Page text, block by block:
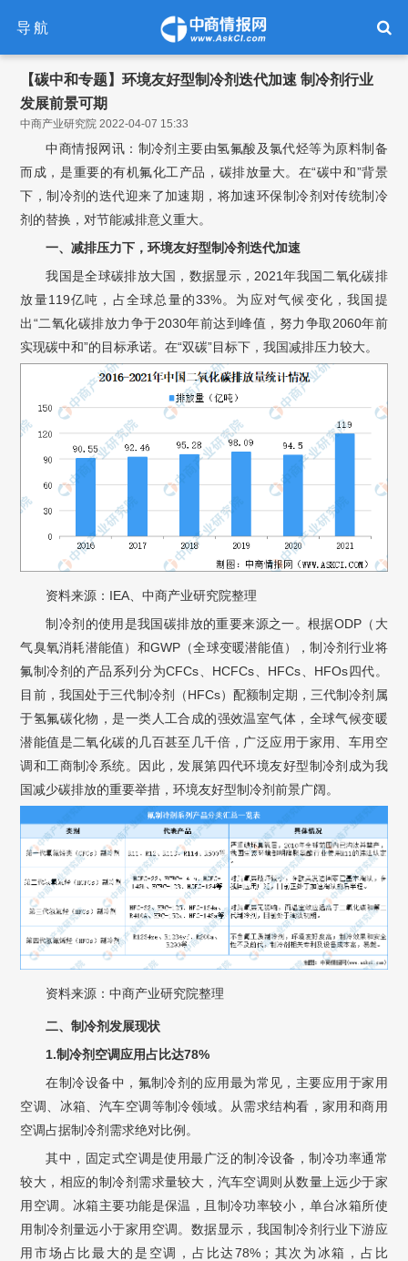
导航
【碳中和专题】环境友好型制冷剂迭代加速 制冷剂行业
发展前景可期
中商产业研究院 2022-04-07 15:33
中商情报网讯：制冷剂主要由氢氟酸及氯代烃等为原料制备
而成，是重要的有机氟化工产品，碳排放量大。在“碳中和”背景
下，制冷剂的迭代迎来了加速期，将加速环保制冷剂对传统制冷
剂的替换，对节能减排意义重大。
一、减排压力下，环境友好型制冷剂迭代加速
我国是全球碳排放大国，数据显示，2021年我国二氧化碳排
放量119亿吨，占全球总量的33%。为应对气候变化，我国提
出“二氧化碳排放力争于2030年前达到峰值，努力争取2060年前
实现碳中和”的目标承诺。在“双碳”目标下，我国减排压力较大。
资料来源：IEA、中商产业研究院整理
制冷剂的使用是我国碳排放的重要来源之一。根据ODP（大
气臭氧消耗潜能值）和GWP（全球变暖潜能值），制冷剂行业将
氟制冷剂的产品系列分为CFCs、HCFCs、HFCs、HFOs四代。
目前，我国处于三代制冷剂（HFCs）配额制定期，三代制冷剂属
于氢氟碳化物，是一类人工合成的强效温室气体，全球气候变暖
潜能值是二氧化碳的几百甚至几千倍，广泛应用于家用、车用空
调和工商制冷系统。因此，发展第四代环境友好型制冷剂成为我
国减少碳排放的重要举措，环境友好型制冷剂前景广阔。
资料来源：中商产业研究院整理
二、制冷剂 发展现状
1.制冷剂空调应用占比达78%
在制冷设备中，氟制冷剂的应用最为常见，主要应用于家用
空调、冰箱、汽车空调等制冷领域。从需求结构看，家用和商用
空调占据制冷剂需求绝对比例。
其中，固定式空调是使用最广泛的制冷设备，制冷功率通常
较大，相应的制冷剂需求量较大，汽车空调则从数量上远少于家
用空调。冰箱主要功能是保温，且制冷功率较小，单台冰箱所使
用制冷剂量远小于家用空调。数据显示，我国制冷剂行业下游应
用市场占比最大的是空调，占比达78%；其次为冰箱，占比